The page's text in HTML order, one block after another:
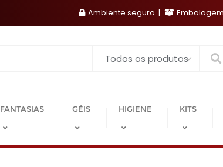
Ambiente seguro
FANTASIAS GÉIS HIGIENE KITS